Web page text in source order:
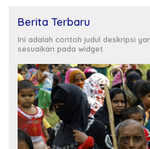
Berita Terbaru
Ini adalah contoh judul deskripsi
sesuaikan pada widget